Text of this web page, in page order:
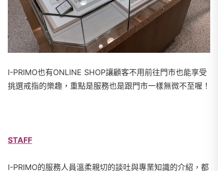
I-PRIMO也有ONLINE SHOP讓顧客不用前往門市也能享受
挑選戒指的樂趣，重點是服務也是跟門市一樣無微不至喔！
STAFF
I-PRIMO的服務人員溫柔親切的談吐與專業知識的介紹，都